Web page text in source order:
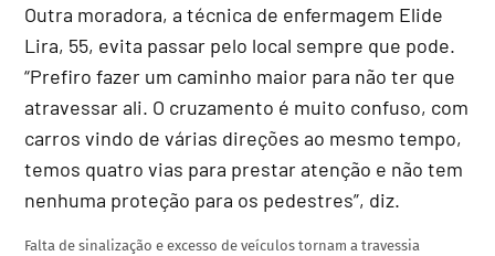
Outra moradora, a técnica de enfermagem Elide
Lira, 55, evita passar pelo local sempre que pode.
“Prefiro fazer um caminho maior para não ter que
atravessar ali. O cruzamento é muito confuso, com
carros vindo de várias direções ao mesmo tempo,
temos quatro vias para prestar atenção e não tem
nenhuma proteção para os pedestres”, diz.
Falta de sinalização e excesso de veículos tornam a travessia